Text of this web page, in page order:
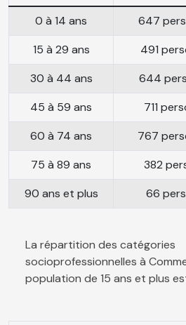
0 à 14 ans
647
15 à 29 ans
491
30 à 44 ans
644
45 à 59 ans
711
60 à 74 ans
767
75 à 89 ans
382
90 ans et plus
66
La répartition des catégories
socioprofessionnelles à
population de 15 ans et plus